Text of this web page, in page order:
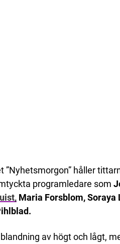
”Nyhetsmorgon” håller
programledare som
Maria Forsblom,
av högt och lågt,